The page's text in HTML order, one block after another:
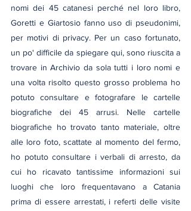
nomi dei 45 catanesi perché nel loro libro,
Goretti e Giartosio fanno uso di pseudonimi,
per motivi di privacy. Per un caso fortunato,
un po' difficile da spiegare qui, sono riuscita a
trovare in Archivio da sola tutti i loro nomi e
una volta risolto questo grosso problema ho
potuto consultare e fotografare le cartelle
biografiche dei 45 arrusi. Nelle cartelle
biografiche ho trovato tanto materiale, oltre
alle loro foto, scattate al momento del fermo,
ho potuto consultare i verbali di arresto, da
cui ho ricavato tantissime informazioni sui
luoghi che loro frequentavano a Catania
prima di essere arrestati, i referti delle visite